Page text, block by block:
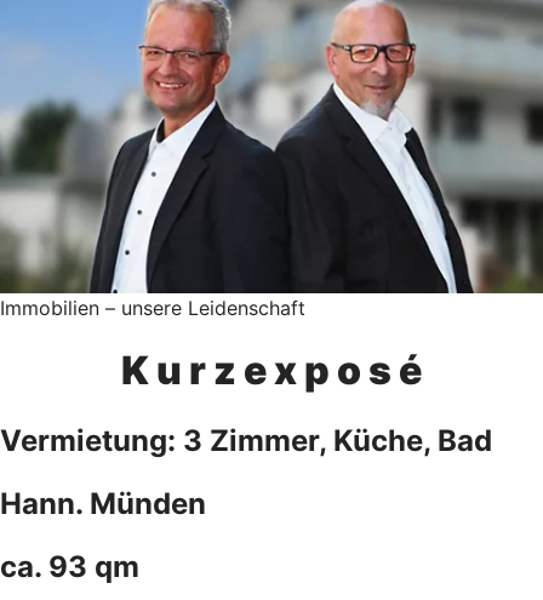
Immobilien – unsere Leidenschaft
K u r z e x p o s é
Vermietung: 3 Zimmer, Küche, Bad
Hann. Münden
ca. 93 qm